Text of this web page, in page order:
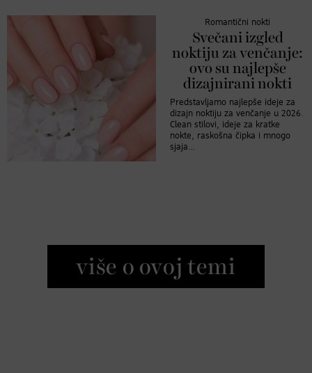
Romantični nokti
Svečani izgled
noktiju za venčanje:
ovo su najlepše
dizajnirani nokti
Predstavljamo najlepše ideje za
dizajn noktiju za venčanje u 2026.
Clean stilovi, ideje za kratke
nokte, raskošna čipka i mnogo
sjaja…
više o ovoj temi